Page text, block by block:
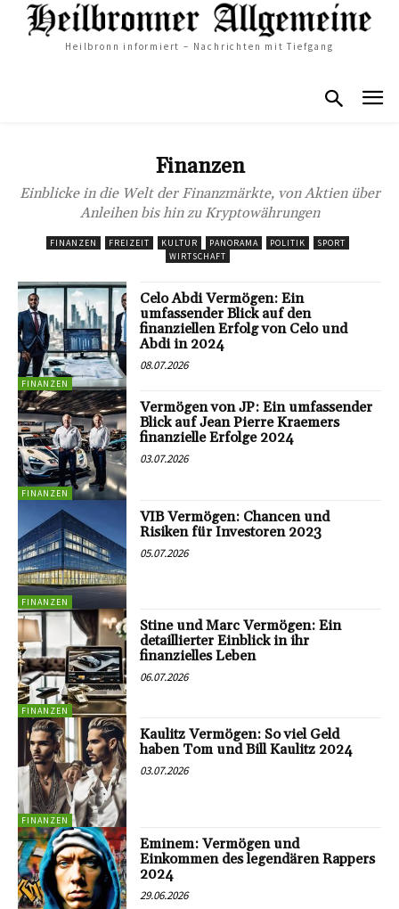
Heilbronn informiert – Nachrichten mit Tiefgang
Finanzen
Einblicke in die Welt der Finanzmärkte, von Aktien über
Anleihen bis hin zu Kryptowährungen
FINANZEN FREIZEIT KULTUR PANORAMA POLITIK
SPORT
WIRTSCHAFT
FINANZEN
Celo Abdi Vermögen: Ein
umfassender Blick auf den
finanziellen Erfolg von Celo und
Abdi in 2024
08.07.2026
FINANZEN
Vermögen von JP: Ein umfassender
Blick auf Jean Pierre Kraemers
finanzielle Erfolge 2024
03.07.2026
FINANZEN
VIB Vermögen: Chancen und
Risiken für Investoren 2023
05.07.2026
FINANZEN
Stine und Marc Vermögen: Ein
detaillierter Einblick in ihr
finanzielles Leben
06.07.2026
FINANZEN
Kaulitz Vermögen: So viel Geld
haben Tom und Bill Kaulitz 2024
03.07.2026
Eminem: Vermögen und
Einkommen des legendären Rappers
2024
29.06.2026